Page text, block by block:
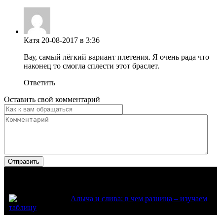
Катя 20-08-2017 в 3:36
Вау, самый лёгкий вариант плетения. Я очень рада что
наконец то смогла сплести этот браслет.
Ответить
Оставить свой комментарий
Алыча и слива: в чем разница – изучаем
таблицу